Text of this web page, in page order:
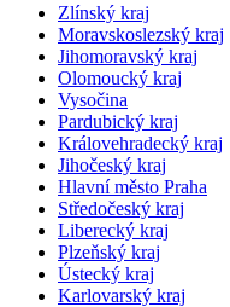
Zlínský kraj
Moravskoslezský kraj
Jihomoravský kraj
Olomoucký kraj
Vysočina
Pardubický kraj
Královehradecký kraj
Jihočeský kraj
Hlavní město Praha
Středočeský kraj
Liberecký kraj
Plzeňský kraj
Ústecký kraj
Karlovarský kraj